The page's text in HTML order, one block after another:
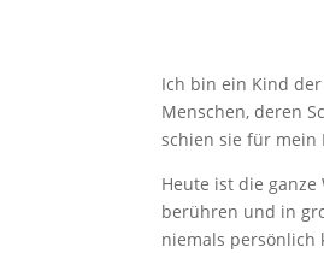
Ich bin ein Kind
Menschen, deren
schien sie für mein
Heute ist die
berühren und in
niemals persönlich